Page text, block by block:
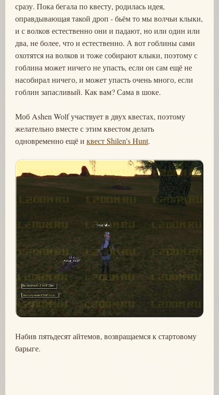
сразу. Пока бегала по квесту, родилась идея,
оправдывающая такой дроп - бьём то мы волчьи клыки,
и с волков естественно они и падают, но или один или
два, не более, что и естественно. А вот гоблины сами
охотятся на волков и тоже собирают клыки, поэтому с
гоблина может ничего не упасть, если он сам ещё не
насобирал ничего, и может упасть очень много, если
гоблин запасливый. Как вам? Сама в шоке.
Моб Ashen Wolf участвует в двух квестах, поэтому
желательно вместе с этим квестом делать
одновременно ещё и квест Shilen's Hunt.
Набив пятьдесят айтемов, возвращаемся к стартовому
барыге.